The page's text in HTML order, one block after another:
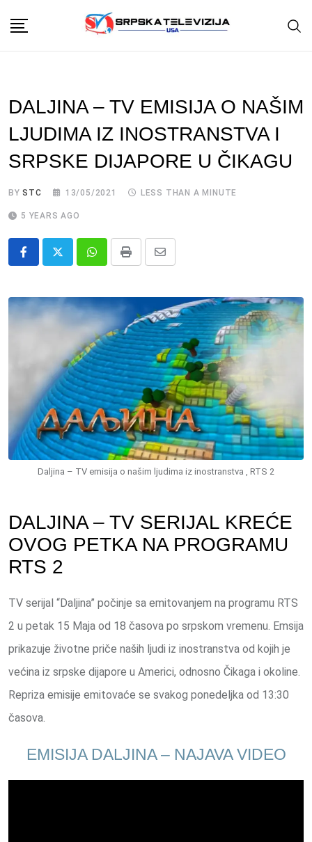
DALJINA – TV EMISIJA O NAŠIM
LJUDIMA IZ INOSTRANSTVA I
SRPSKE DIJAPORE U ČIKAGU
BYSTC 13/05/2021 LESS THAN A MINUTE
5 YEARS AGO
Whatsapp
Print
Share
Email
Daljina – TV emisija o našim ljudima iz inostranstva , RTS 2
DALJINA – TV SERIJAL KREĆE
OVOG PETKA NA PROGRAMU
RTS 2
TV serijal “Daljina” počinje sa emitovanjem na programu RTS
2 u petak 15 Maja od 18 časova po srpskom vremenu. Emsija
prikazuje životne priče naših ljudi iz inostranstva od kojih je
većina iz srpske dijapore u Americi, odnosno Čikaga i okoline.
Repriza emisije emitovaće se svakog ponedeljka od 13:30
časova.
EMISIJA DALJINA – NAJAVA VIDEO